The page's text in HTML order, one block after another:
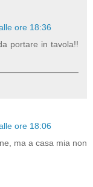
ore 18:36
portare in tavola!!
ore 18:06
ma a casa mia non